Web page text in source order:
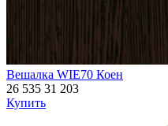
Вешалка WIE70 Коен
26 535 31 203
Купить